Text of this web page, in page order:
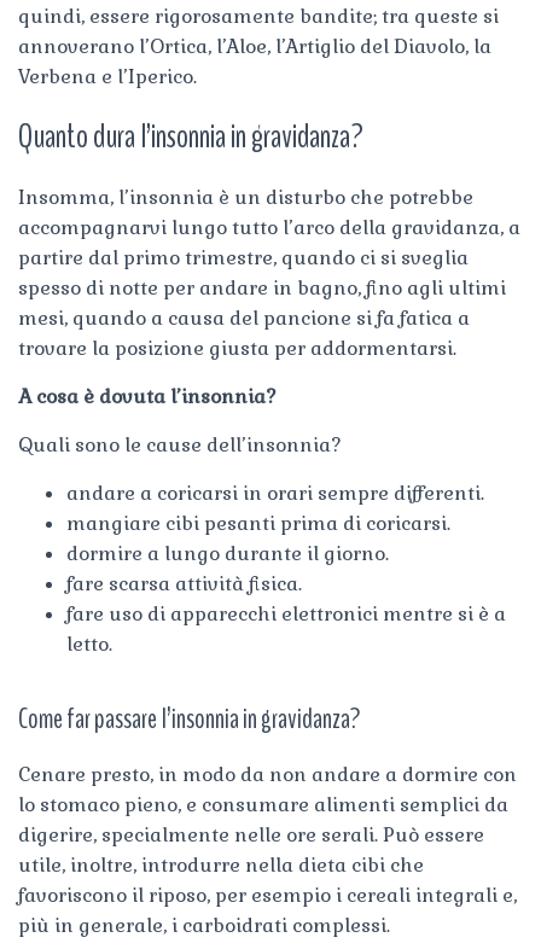
quindi, essere rigorosamente bandite; tra queste si
annoverano l’Ortica, l’Aloe, l’Artiglio del Diavolo, la
Verbena e l’Iperico.
Quanto dura l’insonnia in gravidanza?
Insomma, l’insonnia è un disturbo che potrebbe
accompagnarvi lungo tutto l’arco della gravidanza, a
partire dal primo trimestre, quando ci si sveglia
spesso di notte per andare in bagno, fino agli ultimi
mesi, quando a causa del pancione si fa fatica a
trovare la posizione giusta per addormentarsi.
A cosa è dovuta l’insonnia?
Quali sono le cause dell’insonnia?
andare a coricarsi in orari sempre differenti.
mangiare cibi pesanti prima di coricarsi.
dormire a lungo durante il giorno.
fare scarsa attività fisica.
fare uso di apparecchi elettronici mentre si è a
letto.
Come far passare l’insonnia in gravidanza?
Cenare presto, in modo da non andare a dormire con
lo stomaco pieno, e consumare alimenti semplici da
digerire, specialmente nelle ore serali. Può essere
utile, inoltre, introdurre nella dieta cibi che
favoriscono il riposo, per esempio i cereali integrali e,
più in generale, i carboidrati complessi.